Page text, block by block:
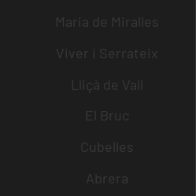
Maria de Miralles
Viver i Serrateix
Lliçà de Vall
El Bruc
Cubelles
Abrera